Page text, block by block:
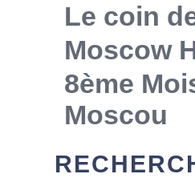
Le coin
Moscow
8ème
Moscou